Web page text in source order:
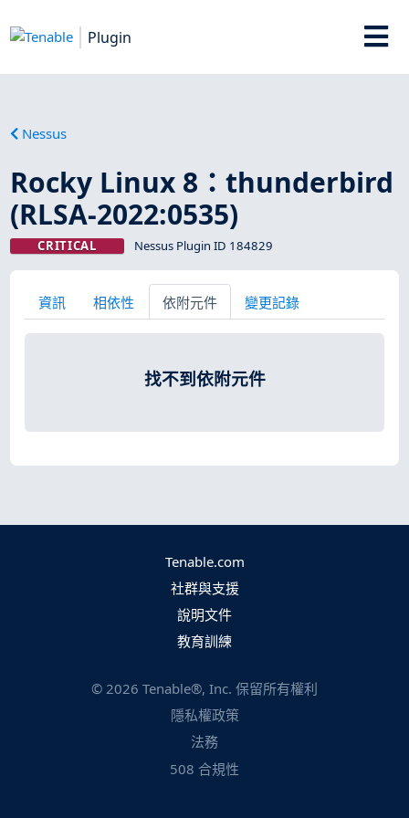
Plugin
Nessus
Rocky Linux 8：thunderbird
(RLSA-2022:0535)
CRITICAL Nessus Plugin ID 184829
資訊 相依性 依附元件 變更記錄
找不到依附元件
Tenable.com
社群與支援
說明文件
教育訓練
© 2026 Tenable®, Inc. 保留所有權利
隱私權政策
法務
508 合規性